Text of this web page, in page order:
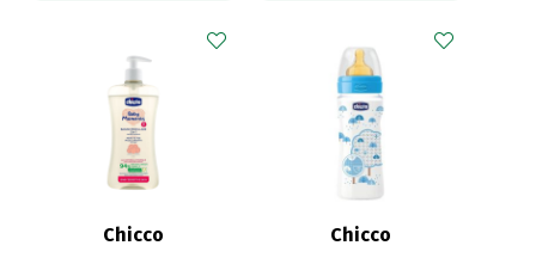
Chicco
Chicco